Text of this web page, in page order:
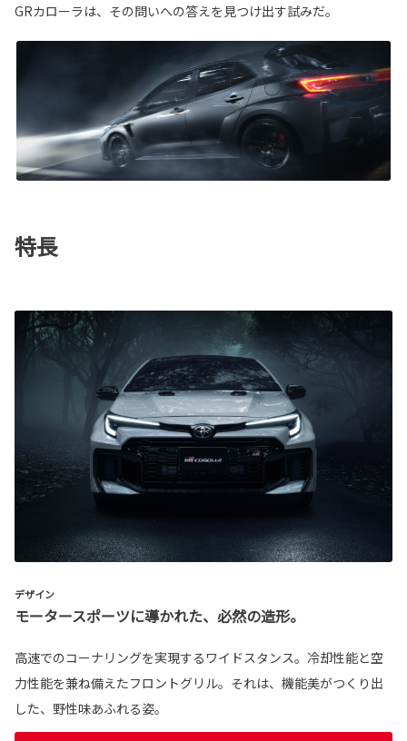
GRカローラは、その問いへの答えを見つけ出す試みだ。
特長
デザイン
モータースポーツに導かれた、必然の造形。
高速でのコーナリングを実現するワイドスタンス。冷却性能と空
力性能を兼ね備えたフロントグリル。それは、機能美がつくり出
した、野性味あふれる姿。